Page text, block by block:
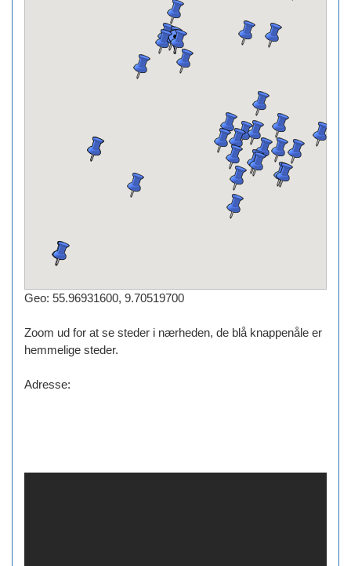
Geo: 55.96931600, 9.70519700
Zoom ud for at se steder i nærheden, de blå knappenåle er
hemmelige steder.
Adresse: